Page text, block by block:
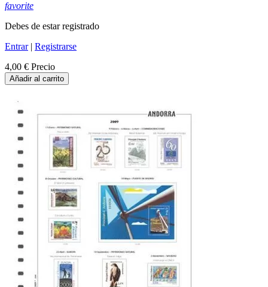
favorite
Debes de estar registrado
Entrar| Registrarse
4,00 € Precio
Añadir al carrito